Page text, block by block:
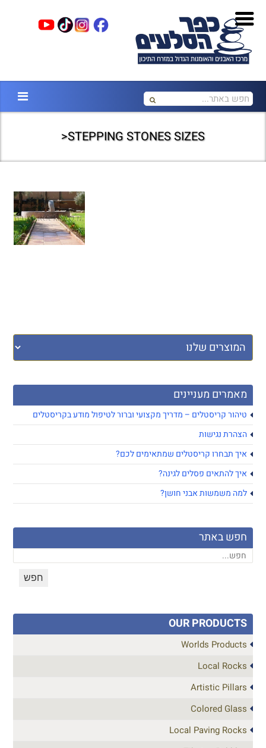
STEPPING STONES SIZES<
מאמרים מעניינים
טיהור קריסטלים – מדריך מקצועי וברור לטיפול מודע בקריסטלים
הצהרת נגישות
איך תבחרו קריסטלים שמתאימים לכם?
איך להתאים פסלים לגינה?
למה משמשות אבני חושן?
חפש באתר
OUR PRODUCTS
Worlds Products
Local Rocks
Artistic Pillars
Colored Glass
Local Paving Rocks